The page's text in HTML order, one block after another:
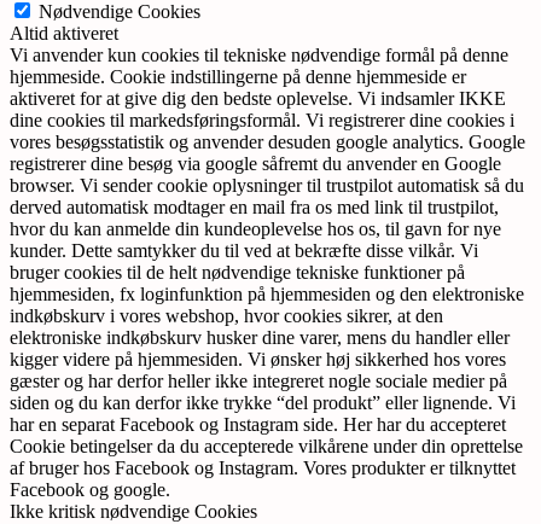
Nødvendige Cookies
Altid aktiveret
Vi anvender kun cookies til tekniske nødvendige formål på denne
hjemmeside. Cookie indstillingerne på denne hjemmeside er
aktiveret for at give dig den bedste oplevelse. Vi indsamler IKKE
dine cookies til markedsføringsformål. Vi registrerer dine cookies i
vores besøgsstatistik og anvender desuden google analytics. Google
registrerer dine besøg via google såfremt du anvender en Google
browser. Vi sender cookie oplysninger til trustpilot automatisk så du
derved automatisk modtager en mail fra os med link til trustpilot,
hvor du kan anmelde din kundeoplevelse hos os, til gavn for nye
kunder. Dette samtykker du til ved at bekræfte disse vilkår. Vi
bruger cookies til de helt nødvendige tekniske funktioner på
hjemmesiden, fx loginfunktion på hjemmesiden og den elektroniske
indkøbskurv i vores webshop, hvor cookies sikrer, at den
elektroniske indkøbskurv husker dine varer, mens du handler eller
kigger videre på hjemmesiden. Vi ønsker høj sikkerhed hos vores
gæster og har derfor heller ikke integreret nogle sociale medier på
siden og du kan derfor ikke trykke “del produkt” eller lignende. Vi
har en separat Facebook og Instagram side. Her har du accepteret
Cookie betingelser da du accepterede vilkårene under din oprettelse
af bruger hos Facebook og Instagram. Vores produkter er tilknyttet
Facebook og google.
Ikke kritisk nødvendige Cookies